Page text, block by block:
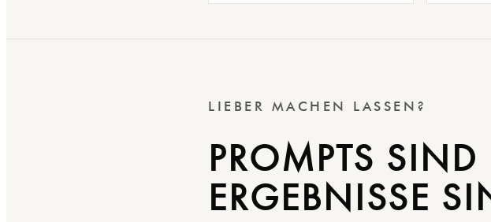
LIEBER MACHEN LASSEN?
PROMPTS
ERGEBNISSE